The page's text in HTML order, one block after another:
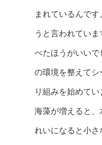
まれているんで
うと言われてい
べたほうがいい
の環境を整えてシ
り組みを始めてい
海藻が増えると、
れいになると小